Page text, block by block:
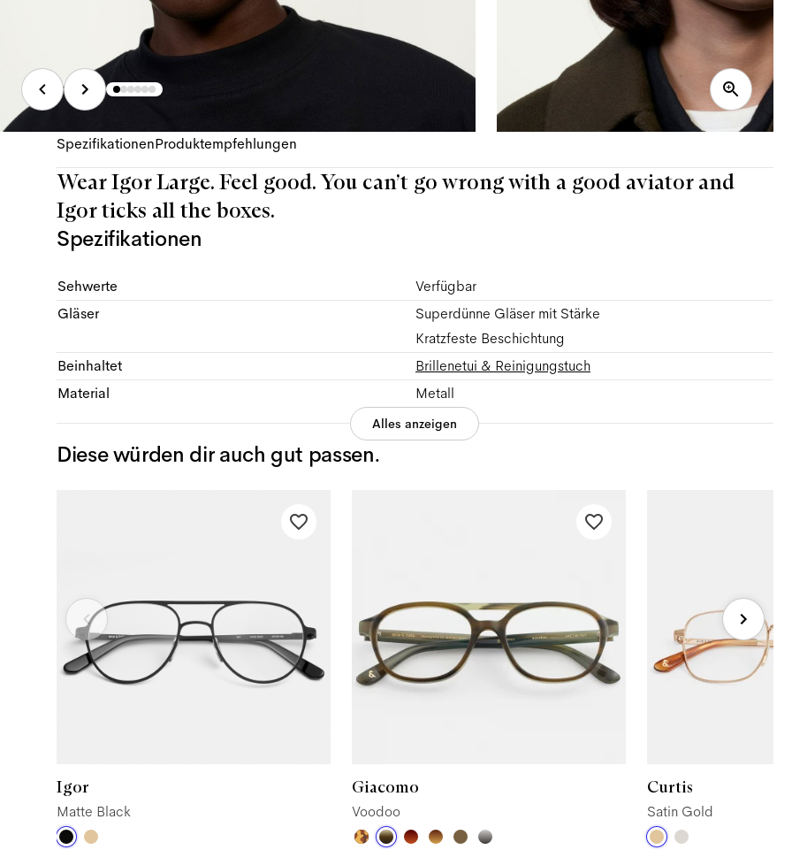
SpezifikationenProduktempfehlungen
Wear Igor Large. Feel good. You can’t go wrong with a good aviator and
Igor ticks all the boxes.
Spezifikationen
Sehwerte
Verfügbar
Gläser
Superdünne Gläser mit Stärke
Kratzfeste Beschichtung
Beinhaltet
Brillenetui & Reinigungstuch
Material
Metall
Alles anzeigen
Diese würden dir auch gut passen.
Igor
Matte Black
Giacomo
Voodoo
Curtis
Satin Gold